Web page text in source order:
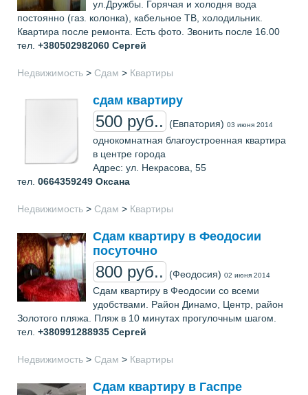
ул.Дружбы. Горячая и холодня вода
постоянно (газ. колонка), кабельное ТВ, холодильник.
Квартира после ремонта. Есть фото. Звонить после 16.00
тел. +380502982060 Сергей
Недвижимость > Сдам > Квартиры
сдам квартиру
500 руб.. (Евпатория) 03 июня 2014
однокомнатная благоустроенная квартира
в центре города
Адрес: ул. Некрасова, 55
тел. 0664359249 Оксана
Недвижимость > Сдам > Квартиры
Сдам квартиру в Феодосии
посуточно
800 руб.. (Феодосия) 02 июня 2014
Сдам квартиру в Феодосии со всеми
удобствами. Район Динамо, Центр, район
Золотого пляжа. Пляж в 10 минутах прогулочным шагом.
тел. +380991288935 Сергей
Недвижимость > Сдам > Квартиры
Сдам квартиру в Гаспре